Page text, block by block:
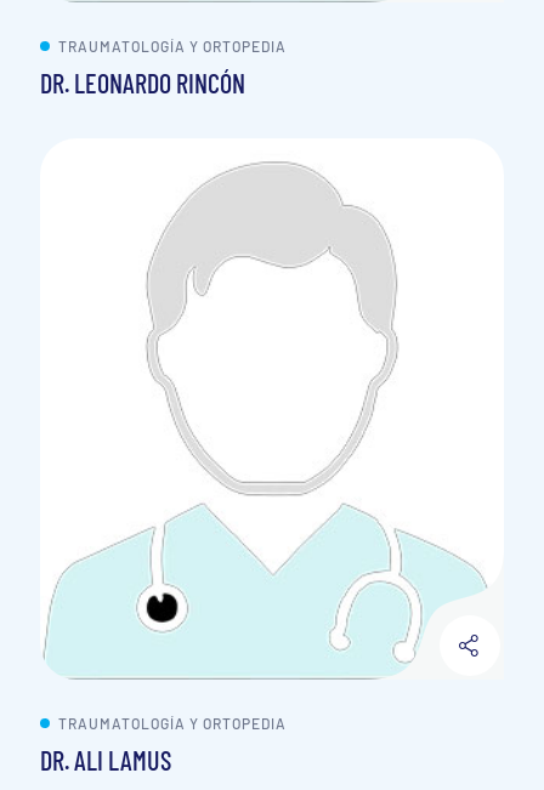
TRAUMATOLOGÍA Y ORTOPEDIA
DR. LEONARDO RINCÓN
TRAUMATOLOGÍA Y ORTOPEDIA
DR. ALI LAMUS